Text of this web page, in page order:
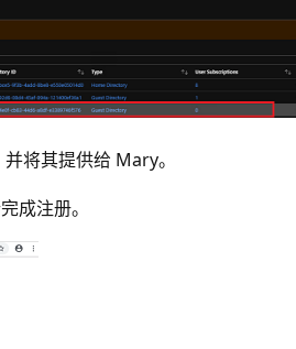
将其提供给 Mary。
成注册。